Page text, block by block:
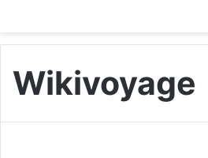
Wikivoyage